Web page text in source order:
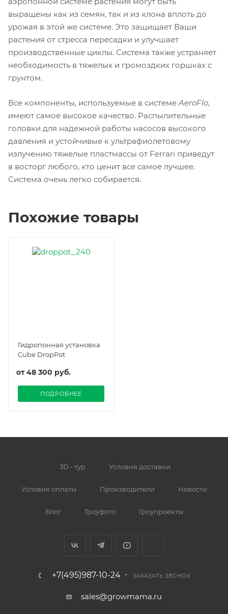
выращены как из семян, так и из клона вплоть до
урожая в этой же системе. Это защищает Ваши
растения от стресса пересадки и улучшает
производственные циклы. Система также устраняет
необходимость в тяжелых и громоздких горшках с
грунтом.
Все компоненты, используемые в системеAeroFlo,
имеют самое высокое качество. Распылительные
головки для надежной работы насосов высокого
давления и устойчивые к ультрафиолетовому
излучению тяжелые пластмассы от Ferrari приведут
в восторг любого, кто ценит все самое лучшее.
Система очень легко собирается.
Похожие товары
Гидропонная установка
Cube DropPot
от48 300 руб.
ПОДРОБНЕЕ
3D - тур Условия доставки
Условия оплаты Производители Новости
Блог Гроуфото Гроупроекты
+7(495)987-10-24 ЗАКАЗАТЬ ЗВОНОК
sales@growmama.ru